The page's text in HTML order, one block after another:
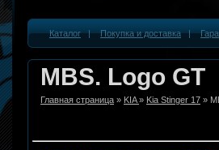
Каталог|Покупка и доставка|
MBS. Logo GT
Главная страница » KIA» Kia Stinger 17 »